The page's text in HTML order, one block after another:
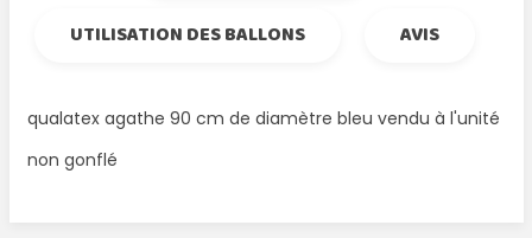
UTILISATION DES BALLONS AVIS
qualatex agathe 90 cm de diamètre bleu vendu à l'unité
non gonflé